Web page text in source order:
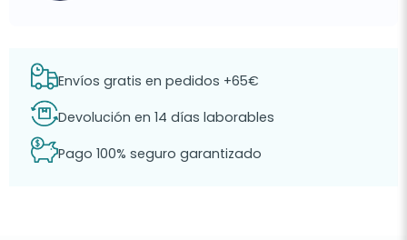
Envíos gratis en pedidos +65€
Devolución en 14 días laborables
Pago 100% seguro garantizado